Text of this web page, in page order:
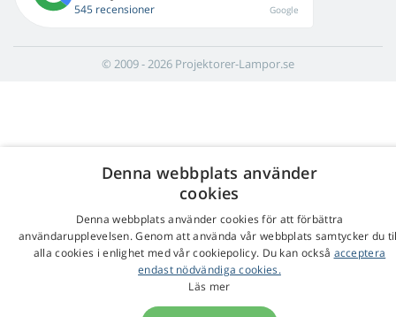
545 recensioner Google
© 2009 - 2026 Projektorer-Lampor.se
Denna webbplats använder
cookies
Denna webbplats använder cookies för att förbättra
användarupplevelsen. Genom att använda vår webbplats samtycker du
alla cookies i enlighet med vår cookiepolicy. Du kan också acceptera
endast nödvändiga cookies.
Läs mer